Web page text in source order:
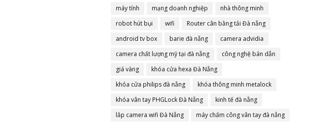
máy tính
mạng doanh nghiệp
nhà thông minh
robot hút bụi
wifi
Router cân bằng tải Đà nẵng
android tv box
barie đà nẵng
camera advidia
camera chất lượng mỹ tại đà nẵng
công nghệ bán dẫn
giá vàng
khóa cửa hexa Đà Nẵng
khóa cửa philips đà nẵng
khóa thông minh metalock
khóa vân tay PHGLock Đà Nẵng
kinh tế đà nẵng
lắp camera wifi Đà Nẵng
máy chấm công vân tay đà nẵng